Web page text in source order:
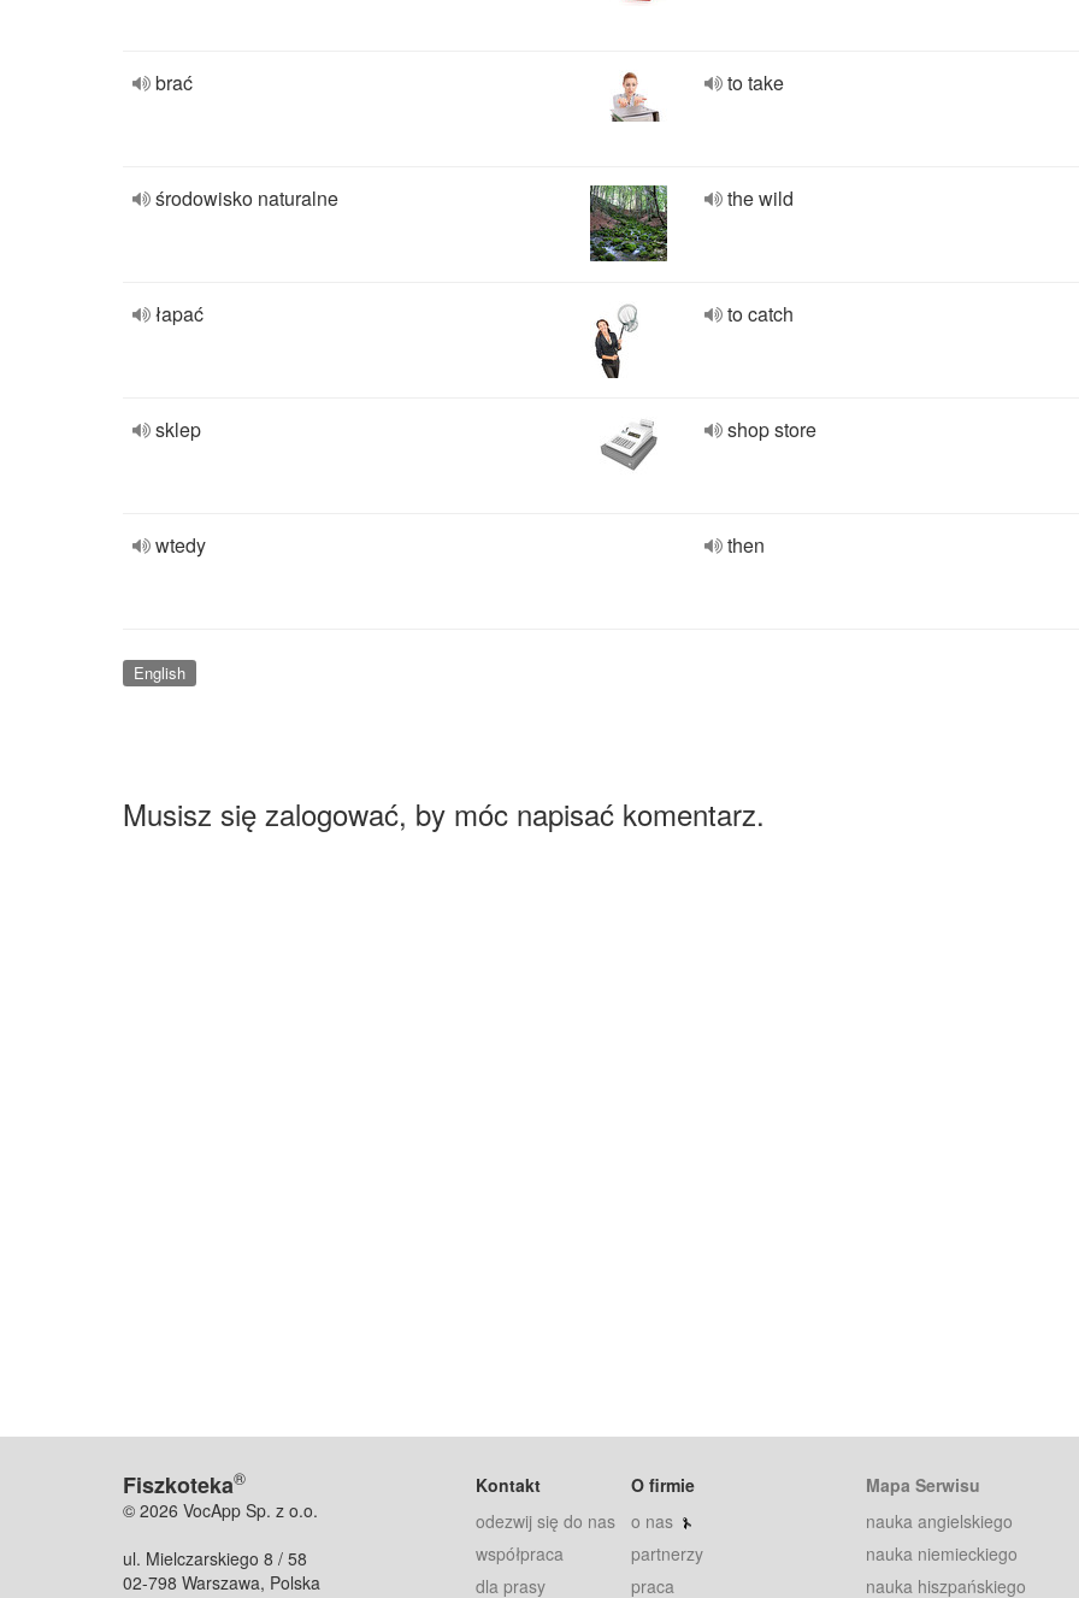
brać to take
środowisko naturalne the wild
łapać to catch
sklep shop store
wtedy then
English
Musisz się zalogować, by móc napisać komentarz.
Fiszkoteka®
© 2026 VocApp Sp. z o.o.
ul. Mielczarskiego 8 / 58
02-798 Warszawa, Polska
Kontakt
odezwij się do nas
współpraca
dla prasy
O firmie
o nas
partnerzy
praca
Mapa Serwisu
nauka angielskiego
nauka niemieckiego
nauka hiszpańskiego